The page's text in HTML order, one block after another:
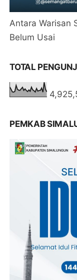
Antara Warisan
Belum Usai
TOTAL
PEMKAB